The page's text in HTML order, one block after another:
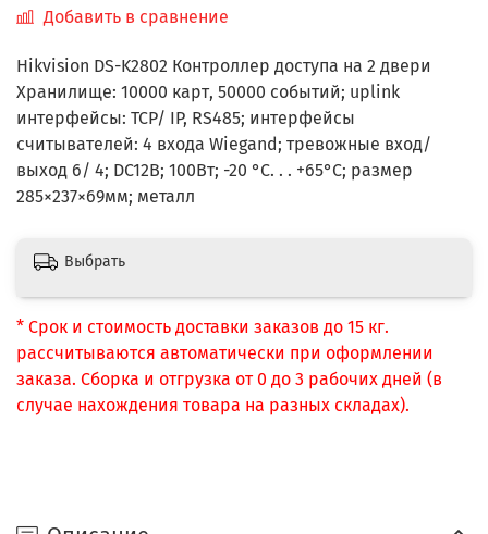
Добавить в сравнение
Hikvision DS-K2802 Контроллер доступа на 2 двери
Хранилище: 10000 карт, 50000 событий; uplink
интерфейсы: TCP/ IP, RS485; интерфейсы
считывателей: 4 входа Wiegand; тревожные вход/
выход 6/ 4; DC12В; 100Вт; -20 °C. . . +65°C; размер
285×237×69мм; металл
Выбрать
* Срок и стоимость доставки заказов до 15 кг.
рассчитываются автоматически при оформлении
заказа. Сборка и отгрузка от 0 до 3 рабочих дней (в
случае нахождения товара на разных складах).